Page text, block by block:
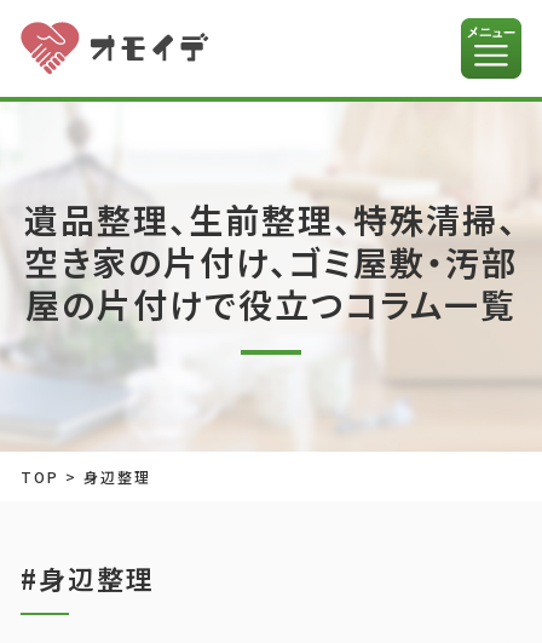
遺品整理、生前整理、特殊清掃、
空き家の片付け、ゴミ屋敷・汚部
屋の片付けで役立つコラム一覧
TOP > 身辺整理
#身辺整理